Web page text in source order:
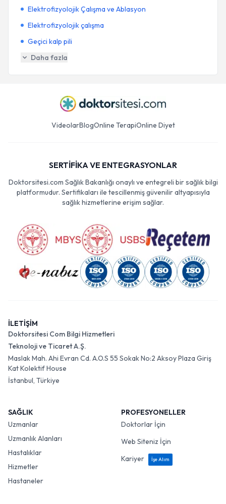
Elektrofizyolojik Çalışma ve Ablasyon
Elektrofizyolojik çalışma
Geçici kalp pili
Daha fazla
VideolarBlogOnline TerapiOnline Diyet
SERTİFİKA VE ENTEGRASYONLAR
Doktorsitesi.com Sağlık Bakanlığı onaylı ve entegreli bir sağlık bilgi
platformudur. Sertifikaları ile tescillenmiş güvenilir altyapısıyla
sağlık hizmetlerine erişim sağlar.
İLETİŞİM
Doktorsitesi Com Bilgi Hizmetleri
Teknoloji ve Ticaret A.Ş.
Maslak Mah. Ahi Evran Cd. A.O.S 55 Sokak No:2 Aksoy Plaza Giriş
Kat Kolektif House
İstanbul, Türkiye
SAĞLIK
Uzmanlar
Uzmanlık Alanları
Hastalıklar
Hizmetler
Hastaneler
PROFESYONELLER
Doktorlar İçin
Web Siteniz İçin
Kariyer
İşe Alım